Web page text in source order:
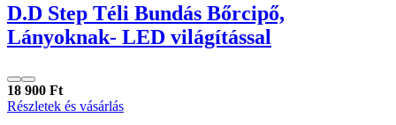
D.D Step Téli Bundás Bőrcipő,
Lányoknak- LED világítással
18 900 Ft
Részletek és vásárlás